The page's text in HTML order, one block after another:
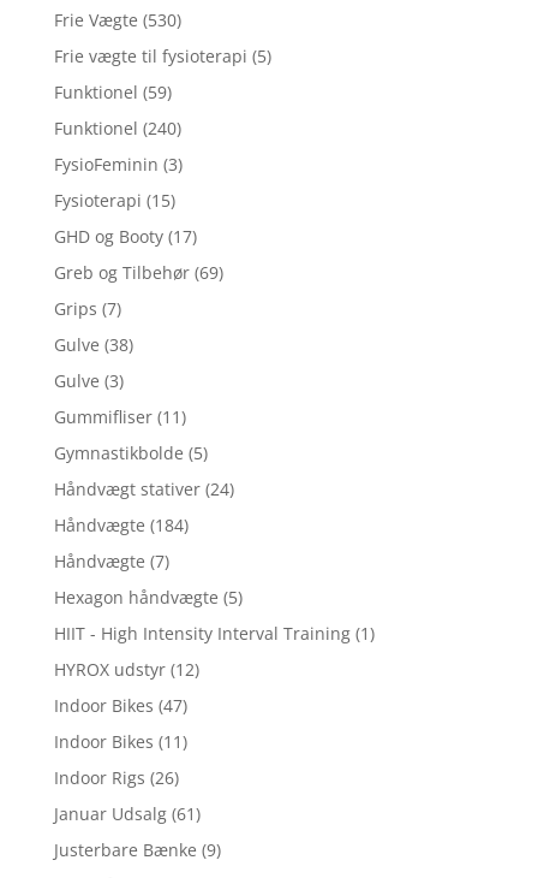
Frie Vægte (530)
Frie vægte til fysioterapi (5)
Funktionel (59)
Funktionel (240)
FysioFeminin (3)
Fysioterapi (15)
GHD og Booty (17)
Greb og Tilbehør (69)
Grips (7)
Gulve (38)
Gulve (3)
Gummifliser (11)
Gymnastikbolde (5)
Håndvægt stativer (24)
Håndvægte (184)
Håndvægte (7)
Hexagon håndvægte (5)
HIIT - High Intensity Interval Training (1)
HYROX udstyr (12)
Indoor Bikes (47)
Indoor Bikes (11)
Indoor Rigs (26)
Januar Udsalg (61)
Justerbare Bænke (9)